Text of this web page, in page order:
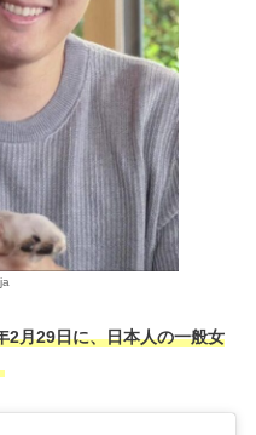
2月29日に、日本人の一般女